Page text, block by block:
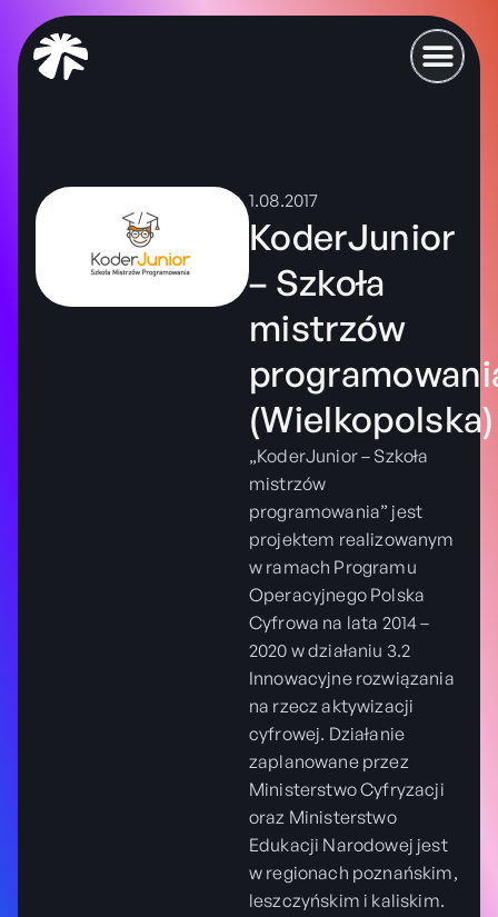
1.08.2017
KoderJunior
– Szkoła
mistrzów
(Wielkopolska)
„KoderJunior – Szkoła
mistrzów
programowania” jest
projektem realizowanym
w ramach Programu
Operacyjnego Polska
Cyfrowa na lata 2014 –
2020 w działaniu 3.2
Innowacyjne rozwiązania
na rzecz aktywizacji
cyfrowej. Działanie
zaplanowane przez
Ministerstwo Cyfryzacji
oraz Ministerstwo
Edukacji Narodowej jest
w regionach poznańskim,
leszczyńskim i kaliskim.